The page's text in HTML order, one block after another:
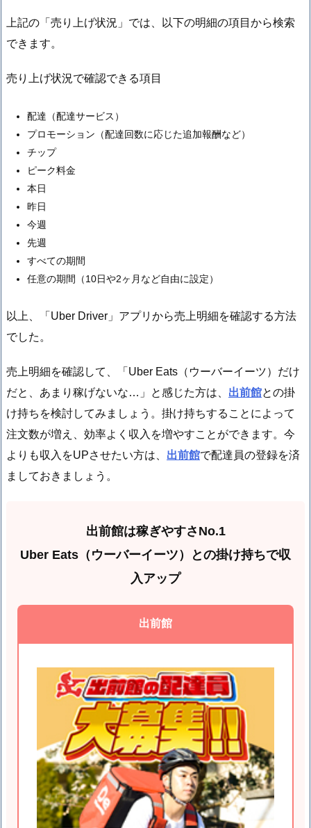
上記の「売り上げ状況」では、以下の明細の項目から検索
できます。
売り上げ状況で確認できる項目
配達（配達サービス）
プロモーション（配達回数に応じた追加報酬など）
チップ
ピーク料金
本日
昨日
今週
先週
すべての期間
任意の期間（10日や2ヶ月など自由に設定）
以上、「Uber Driver」アプリから売上明細を確認する方法
でした。
売上明細を確認して、「Uber Eats（ウーバーイーツ）だけ
だと、あまり稼げないな…」と感じた方は、 出前館との掛
け持ちを検討してみましょう。掛け持ちすることによって
注文数が増え、効率よく収入を増やすことができます。今
よりも収入をUPさせたい方は、 出前館で配達員の登録を済
ましておきましょう。
出前館は稼ぎやすさNo.1
Uber Eats（ウーバーイーツ）との掛け持ちで収
入アップ
出前館